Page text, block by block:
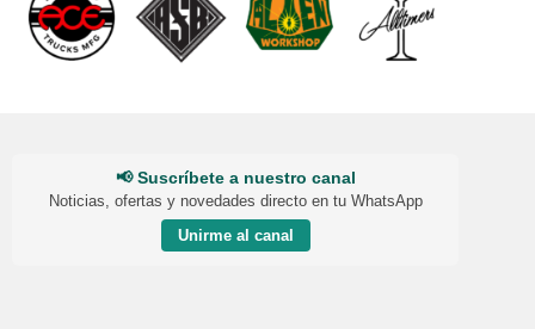
📢 Suscríbete a nuestro canal
Noticias, ofertas y novedades directo en tu WhatsApp
Unirme al canal